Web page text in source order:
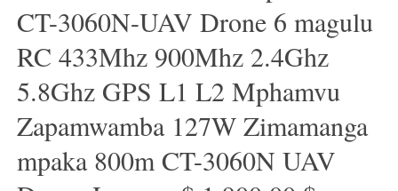
CT-3060N-UAV Drone 6 magulu
RC 433Mhz 900Mhz 2.4Ghz
5.8Ghz GPS L1 L2 Mphamvu
Zapamwamba 127W Zimamanga
mpaka 800m CT-3060N UAV